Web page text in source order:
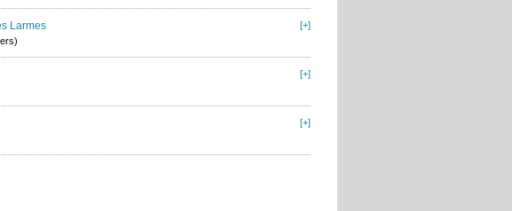
Larmes
[+]
[+]
[+]